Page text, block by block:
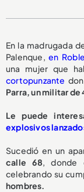
En la madrugada
Palenque,en
una mujer que
cortopunzante
Parra, un militar de
Le puede
explosivos
Sucedió en un
calle 68, donde
celebrando su
hombres.